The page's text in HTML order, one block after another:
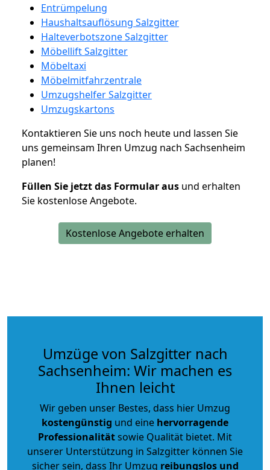
Entrümpelung
Haushaltsauflösung Salzgitter
Halteverbotszone Salzgitter
Möbellift Salzgitter
Möbeltaxi
Möbelmitfahrzentrale
Umzugshelfer Salzgitter
Umzugskartons
Kontaktieren Sie uns noch heute und lassen Sie
uns gemeinsam Ihren Umzug nach Sachsenheim
planen!
Füllen Sie jetzt das Formular aus und erhalten
Sie kostenlose Angebote.
Kostenlose Angebote erhalten
Umzüge von Salzgitter nach
Sachsenheim: Wir machen es
Ihnen leicht
Wir geben unser Bestes, dass hier Umzug
kostengünstig und eine hervorragende
Professionalitätsowie Qualität bietet. Mit
unserer Unterstützung in Salzgitter können Sie
sicher sein, dass Ihr Umzug reibungslos und